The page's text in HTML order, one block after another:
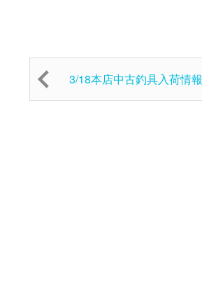
3/18本店中古釣具入荷情報